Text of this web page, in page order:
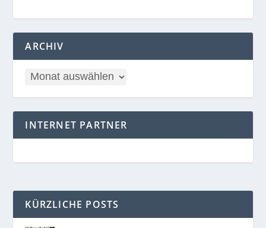
ARCHIV
INTERNET PARTNER
KÜRZLICHE POSTS